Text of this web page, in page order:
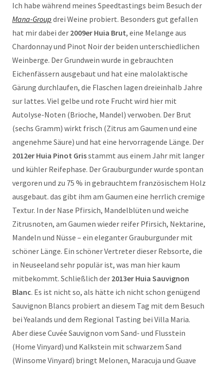
Ich habe während meines Speedtastings beim Besuch der
Mana-Group drei Weine probiert. Besonders gut gefallen
hat mir dabei der 2009er Huia Brut, eine Melange aus
Chardonnay und Pinot Noir der beiden unterschiedlichen
Weinberge. Der Grundwein wurde in gebrauchten
Eichenfässern ausgebaut und hat eine malolaktische
Gärung durchlaufen, die Flaschen lagen dreieinhalb Jahre
sur lattes. Viel gelbe und rote Frucht wird hier mit
Autolyse-Noten (Brioche, Mandel) verwoben. Der Brut
(sechs Gramm) wirkt frisch (Zitrus am Gaumen und eine
angenehme Säure) und hat eine hervorragende Länge. Der
2012er Huia Pinot Grisstammt aus einem Jahr mit langer
und kühler Reifephase. Der Grauburgunder wurde spontan
vergoren und zu 75 % in gebrauchtem französischem Holz
ausgebaut. das gibt ihm am Gaumen eine herrlich cremige
Textur. In der Nase Pfirsich, Mandelblüten und weiche
Zitrusnoten, am Gaumen wieder reifer Pfirsich, Nektarine,
Mandeln und Nüsse – ein eleganter Grauburgunder mit
schöner Länge. Ein schöner Vertreter dieser Rebsorte, die
in Neuseeland sehr populär ist, was man hier kaum
mitbekommt. Schließlich der 2013er Huia Sauvignon
Blanc. Es ist nicht so, als hätte ich nicht schon genügend
Sauvignon Blancs probiert an diesem Tag mit dem Besuch
bei Yealands und dem Regional Tasting bei Villa Maria.
Aber diese Cuvée Sauvignon vom Sand- und Flusstein
(Home Vinyard) und Kalkstein mit schwarzem Sand
(Winsome Vinyard) bringt Melonen, Maracuja und Guave